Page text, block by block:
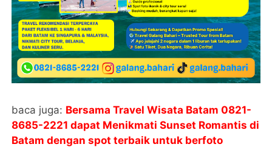
baca juga: Bersama Travel Wisata Batam 0821-
8685-2221 dapat Menikmati Sunset Romantis di
Batam dengan spot terbaik untuk berfoto